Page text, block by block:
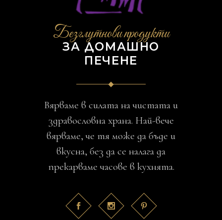
Безглутнови продукти
ЗА ДОМАШНО
ПЕЧЕНЕ
Вярваме в силата на чистата и
здравословна храна. Най-вече
вярваме, че тя може да бъде и
вкусна, без да се налага да
прекарваме часове в кухнята.